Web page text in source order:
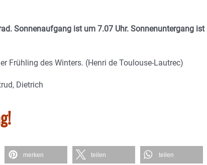
Sonnenaufgang ist um 7.07 Uhr. Sonnenuntergang ist
Frühling des Winters. (Henri de Toulouse-Lautrec)
Dietrich
merken teilen teilen